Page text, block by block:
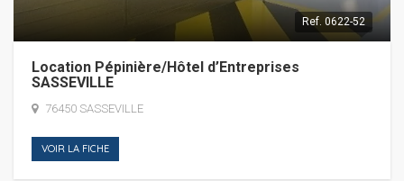
Ref. 0622-52
Location Pépinière/Hôtel d’Entreprises
SASSEVILLE
76450 SASSEVILLE
VOIR LA FICHE